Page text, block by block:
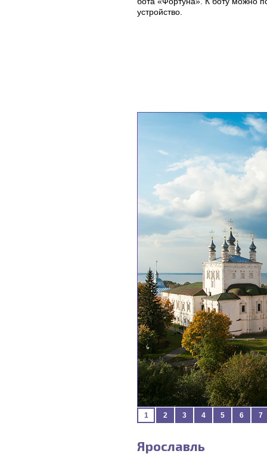
устройство.
1 2 3 4 5 6 7
Ярославль